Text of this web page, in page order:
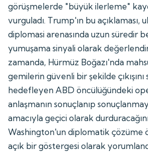
görüşmelerde "büyük ilerleme"
vurguladı. Trump'ın bu açıklaması,
diplomasi arenasında uzun süredir
yumuşama sinyali olarak
zamanda, Hürmüz Boğazı'nda
gemilerin güvenli bir şekilde çıkışını
hedefleyen ABD öncülüğündeki
anlaşmanın sonuçlanıp
amacıyla geçici olarak
Washington'un diplomatik çözüme
açık bir göstergesi olarak